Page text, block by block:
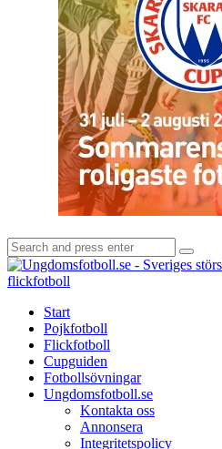
Search
for:
Search
Start
Pojkfotboll
Flickfotboll
Cupguiden
Fotbollsövningar
Ungdomsfotboll.se
Kontakta oss
Annonsera
Integritetspolicy